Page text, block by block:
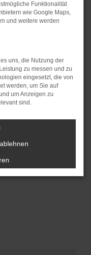
– Ihre erste
Fahrzeuge
renommiertes
die
und Leistung erfüllen.
Partner, wenn es
Sie mehr über
Flotte und
Adresse für Audi
Funktionalität
wie Google Maps,
und weitere werden
uns, die Nutzung der
zu messen und zu
eingesetzt, die von
werden, um Sie auf
um Anzeigen zu
sind.